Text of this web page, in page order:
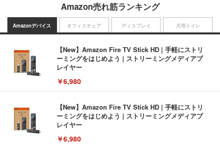
Amazon売れ筋ランキング
Amazonデバイス
【New】Amazon Fire TV Stick HD | 手軽にストリ
ーミングをはじめよう | ストリーミングメディアプ
レイヤー
￥6,980
【New】Amazon Fire TV Stick HD | 手軽にストリ
ーミングをはじめよう | ストリーミングメディアプ
レイヤー
￥6,980
オフィスチェア ディスプレイ 犬用トイレ